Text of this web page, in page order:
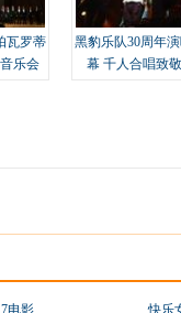
瓦罗蒂
乐会
黑豹乐队30周年
幕 千人合唱致
7电影
快乐